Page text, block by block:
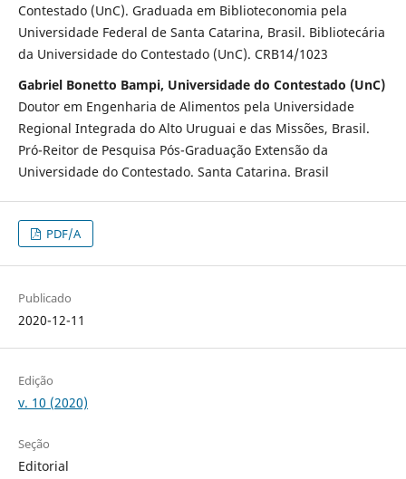
Contestado (UnC). Graduada em Biblioteconomia pela
Universidade Federal de Santa Catarina, Brasil. Bibliotecária
da Universidade do Contestado (UnC). CRB14/1023
Gabriel Bonetto Bampi, Universidade do Contestado (UnC)
Doutor em Engenharia de Alimentos pela Universidade
Regional Integrada do Alto Uruguai e das Missões, Brasil.
Pró-Reitor de Pesquisa Pós-Graduação Extensão da
Universidade do Contestado. Santa Catarina. Brasil
PDF/A
Publicado
2020-12-11
Edição
v. 10 (2020)
Seção
Editorial